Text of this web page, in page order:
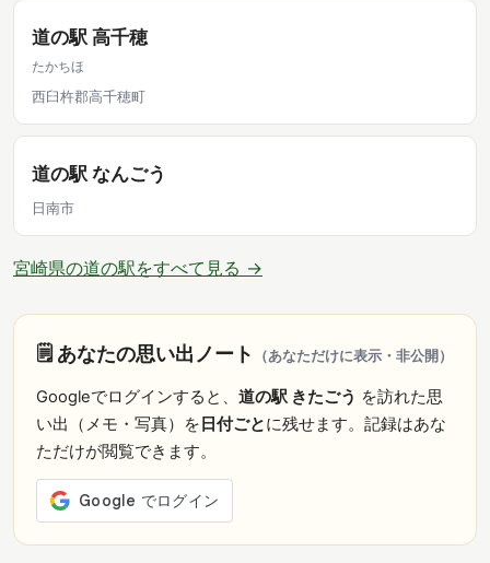
道の駅 高千穂
たかちほ
西臼杵郡高千穂町
道の駅 なんごう
日南市
宮崎県の道の駅をすべて見る →
🗒️ あなたの思い出ノート （あなただけに表示・非公開）
Googleでログインすると、 道の駅 きたごう を訪れた思
い出（メモ・写真）を 日付ごとに残せます。記録はあな
ただけが閲覧できます。